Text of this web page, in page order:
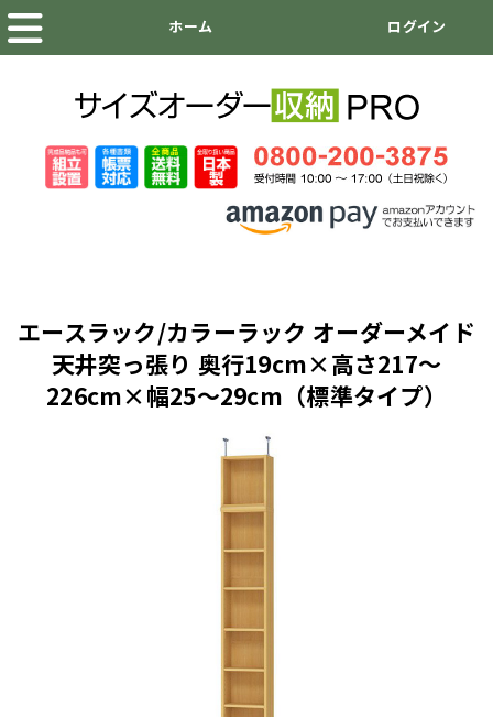
エースラック/カラーラック オーダーメイド
天井突っ張り 奥行19cm×高さ217～
226cm×幅25～29cm（標準タイプ）